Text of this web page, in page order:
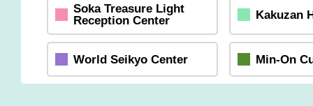
Soka Treasure Light
Reception Center
Kakuzan
World Seikyo Center Min-On